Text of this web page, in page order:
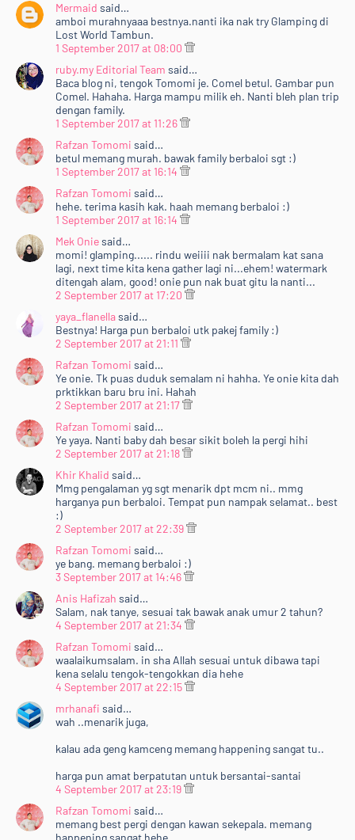
Mermaid said…
amboi murahnyaaa bestnya.nanti ika nak try Glamping di
Lost World Tambun.
1 September 2017 at 08:00
ruby.my Editorial Team said…
Baca blog ni, tengok Tomomi je. Comel betul. Gambar pun
Comel. Hahaha. Harga mampu milik eh. Nanti bleh plan trip
dengan family.
1 September 2017 at 11:26
Rafzan Tomomi said…
betul memang murah. bawak family berbaloi sgt :)
1 September 2017 at 16:14
Rafzan Tomomi said…
hehe. terima kasih kak. haah memang berbaloi :)
1 September 2017 at 16:14
Mek Oniesaid…
momi! glamping...... rindu weiiii nak bermalam kat sana
lagi, next time kita kena gather lagi ni...ehem! watermark
ditengah alam, good! onie pun nak buat gitu la nanti...
2 September 2017 at 17:20
yaya_flanellasaid…
Bestnya! Harga pun berbaloi utk pakej family :)
2 September 2017 at 21:11
Rafzan Tomomi said…
Ye onie. Tk puas duduk semalam ni hahha. Ye onie kita dah
prktikkan baru bru ini. Hahah
2 September 2017 at 21:17
Rafzan Tomomi said…
Ye yaya. Nanti baby dah besar sikit boleh la pergi hihi
2 September 2017 at 21:18
Khir Khalid said…
Mmg pengalaman yg sgt menarik dpt mcm ni.. mmg
harganya pun berbaloi. Tempat pun nampak selamat.. best
:)
2 September 2017 at 22:39
Rafzan Tomomi said…
ye bang. memang berbaloi :)
3 September 2017 at 14:46
Anis Hafizah said…
Salam, nak tanye, sesuai tak bawak anak umur 2 tahun?
4 September 2017 at 21:34
Rafzan Tomomi said…
waalaikumsalam. in sha Allah sesuai untuk dibawa tapi
kena selalu tengok-tengokkan dia hehe
4 September 2017 at 22:15
mrhanafi said…
wah ..menarik juga,
kalau ada geng kamceng memang happening sangat tu..
harga pun amat berpatutan untuk bersantai-santai
4 September 2017 at 23:19
Rafzan Tomomi said…
memang best pergi dengan kawan sekepala. memang
happening sangat hehe